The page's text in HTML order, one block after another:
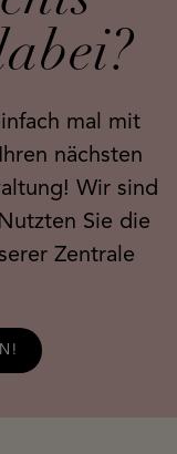
mal mit
nächsten
Wir sind
Sie die
Zentrale